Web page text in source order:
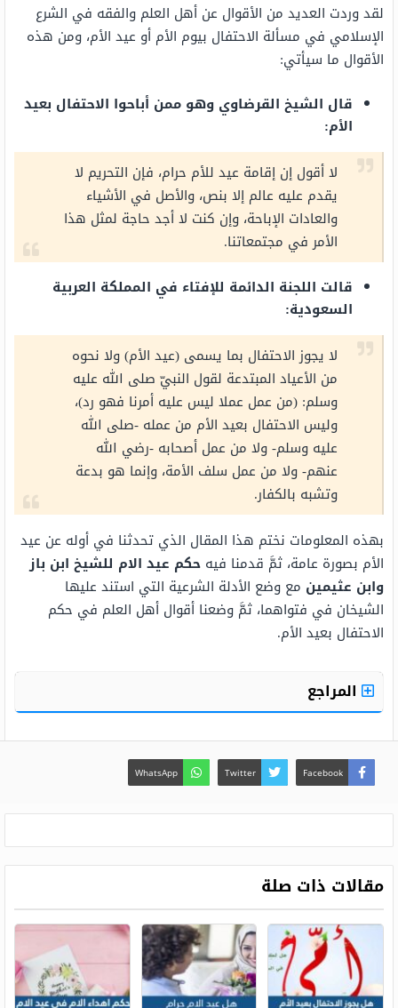
لقد وردت العديد من الأقوال عن أهل العلم والفقه في الشرع
الإسلامي في مسألة الاحتفال بيوم الأم أو عيد الأم، ومن هذه
الأقوال ما سيأتي:
قال الشيخ القرضاوي وهو ممن أباحوا الاحتفال بعيد
الأم:
لا أقول إن إقامة عيد للأم حرام، فإن التحريم لا
يقدم عليه عالم إلا بنص، والأصل في الأشياء
والعادات الإباحة، وإن كنت لا أجد حاجة لمثل هذا
الأمر في مجتمعاتنا.
قالت اللجنة الدائمة للإفتاء في المملكة العربية
السعودية:
لا يجوز الاحتفال بما يسمى (عيد الأم) ولا نحوه
من الأعياد المبتدعة لقول النبيّ صلى الله عليه
وسلم: (من عمل عملا ليس عليه أمرنا فهو رد)،
وليس الاحتفال بعيد الأم من عمله -صلى الله
عليه وسلم- ولا من عمل أصحابه -رضي الله
عنهم- ولا من عمل سلف الأمة، وإنما هو بدعة
وتشبه بالكفار.
بهذه المعلومات نختم هذا المقال الذي تحدثنا في أوله عن عيد
الأم بصورة عامة، ثمَّ قدمنا فيه حكم عيد الام للشيخ ابن باز
وابن عثيمين مع وضع الأدلة الشرعية التي استند عليها
الشيخان في فتواهما، ثمَّ وضعنا أقوال أهل العلم في حكم
الاحتفال بعيد الأم.
المراجع
Facebook
Twitter
WhatsApp
مقالات ذات صلة